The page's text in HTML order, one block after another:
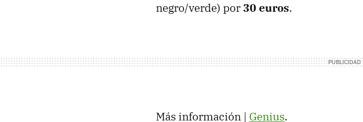
negro/verde) por 30 euros.
Más información | Genius.